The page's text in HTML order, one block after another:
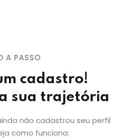
A PASSO
cadastro!
sua trajetória
não cadastrou seu perfil
como funciona: